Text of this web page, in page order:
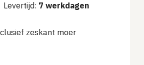
Levertijd: 7 werkdagen
zeskant moer